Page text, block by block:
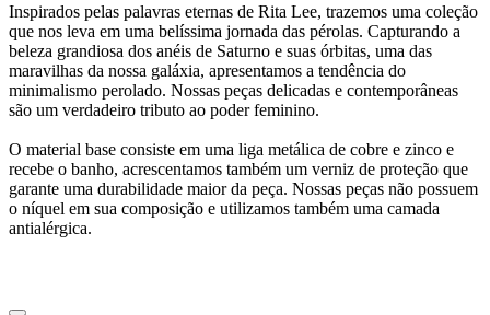
Inspirados pelas palavras eternas de Rita Lee, trazemos uma coleção
que nos leva em uma belíssima jornada das pérolas. Capturando a
beleza grandiosa dos anéis de Saturno e suas órbitas, uma das
maravilhas da nossa galáxia, apresentamos a tendência do
minimalismo perolado. Nossas peças delicadas e contemporâneas
são um verdadeiro tributo ao poder feminino.
O material base consiste em uma liga metálica de cobre e zinco e
recebe o banho, acrescentamos também um verniz de proteção que
garante uma durabilidade maior da peça. Nossas peças não possuem
o níquel em sua composição e utilizamos também uma camada
antialérgica.